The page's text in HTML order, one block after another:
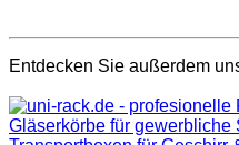
Entdecken Sie außerdem